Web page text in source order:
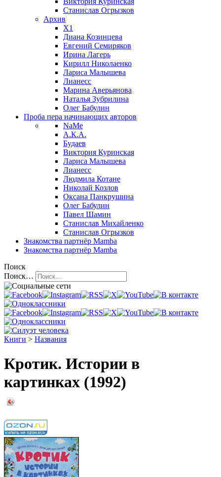
Станислав Огрызков
Архив
X1
Диана Козинцева
Евгений Семиряков
Ирина Лагерь
Кирилл Николаенко
Лариса Малышева
Лианесс
Марина Аверьянова
Наталья Зубрилина
Олег Бабулин
Проба пера начинающих авторов
NaMe
А.К.А.
Будаев
Виктория Куринская
Лариса Малышева
Лианесс
Людмила Котане
Николай Козлов
Оксана Панкрушина
Олег Бабулин
Павел Шамин
Станислав Михайленко
Станислав Огрызков
Знакомства партнёр Mamba
Знакомства партнёр Mamba
Поиск
Поиск…
Книги > Названия
Кротик. Истории в
картинках (1992)